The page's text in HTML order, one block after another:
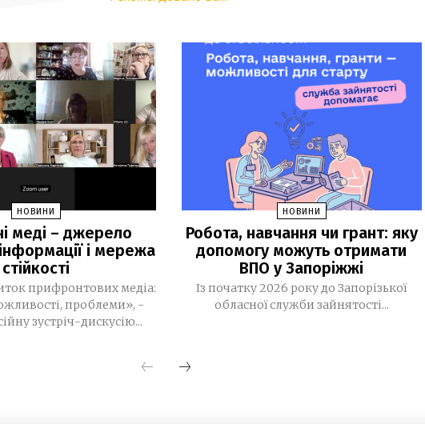
14:52
11:16
НОВИНИ
меді – джерело
і мережа
стійкості
прифронтових медіа:
проблеми», -
зустріч-дискусію...
НОВИНИ
Робота, навчання чи грант: яку
допомогу можуть отримати
ВПО у Запоріжжі
Із початку 2026 року до Запорізької
обласної служби зайнятості...